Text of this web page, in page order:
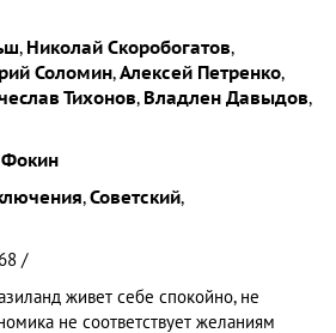
, Николай Скоробогатов,
Соломин,Алексей Петренко,
Тихонов, Владлен Давыдов,
,Советский,
/
живет себе спокойно, не
не соответствует желаниям